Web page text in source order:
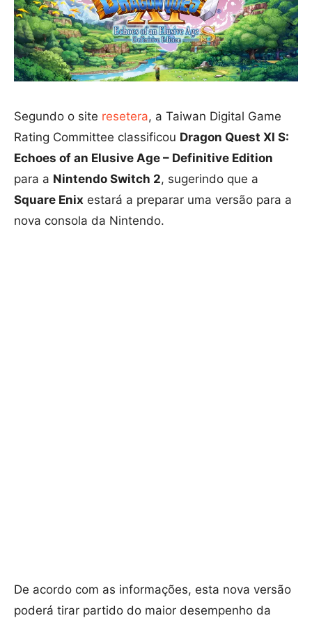
Segundo o site resetera, a Taiwan Digital Game
Rating Committee classificou Dragon Quest XI S:
Echoes of an Elusive Age – Definitive Edition
para a Nintendo Switch 2, sugerindo que a
Square Enix estará a preparar uma versão para a
nova consola da Nintendo.
De acordo com as informações, esta nova versão
poderá tirar partido do maior desempenho da